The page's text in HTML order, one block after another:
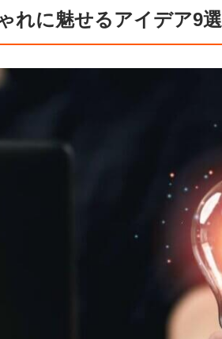
れに魅せるアイデア9選